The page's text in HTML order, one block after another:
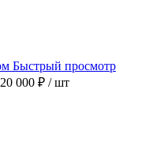
Быстрый просмотр
20 000 ₽ / шт